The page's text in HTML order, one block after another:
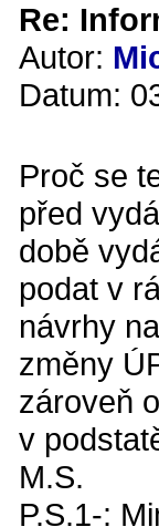
Re:
Autor:
Datum:
Proč se
před
době
podat v
návrhy
změny
zároveň
v
M.S.
P.S.1-: